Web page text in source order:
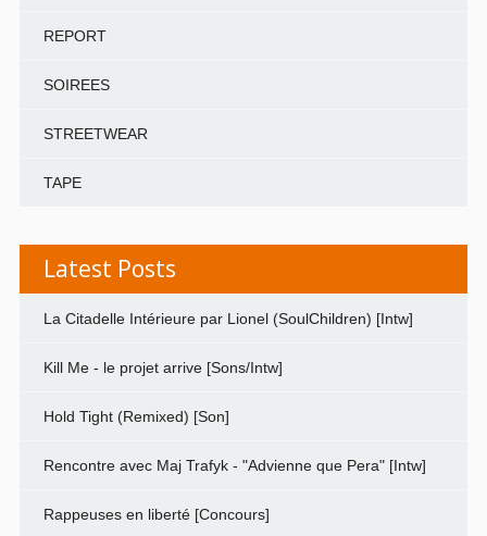
REPORT
SOIREES
STREETWEAR
TAPE
Latest Posts
La Citadelle Intérieure par Lionel (SoulChildren) [Intw]
Kill Me - le projet arrive [Sons/Intw]
Hold Tight (Remixed) [Son]
Rencontre avec Maj Trafyk - "Advienne que Pera" [Intw]
Rappeuses en liberté [Concours]